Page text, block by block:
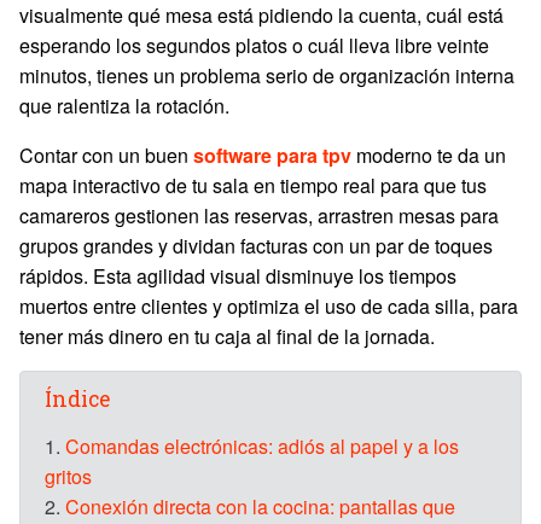
visualmente qué mesa está pidiendo la cuenta, cuál está
esperando los segundos platos o cuál lleva libre veinte
minutos, tienes un problema serio de organización interna
que ralentiza la rotación.
Contar con un buen software para tpv moderno te da un
mapa interactivo de tu sala en tiempo real para que tus
camareros gestionen las reservas, arrastren mesas para
grupos grandes y dividan facturas con un par de toques
rápidos. Esta agilidad visual disminuye los tiempos
muertos entre clientes y optimiza el uso de cada silla, para
tener más dinero en tu caja al final de la jornada.
Índice
1. Comandas electrónicas: adiós al papel y a los
gritos
2. Conexión directa con la cocina: pantallas que